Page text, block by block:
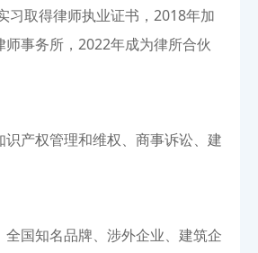
习取得律师执业证书，2018年加
师事务所，2022年成为律所合伙
识产权管理和维权、商事诉讼、建
全国知名品牌、涉外企业、建筑企